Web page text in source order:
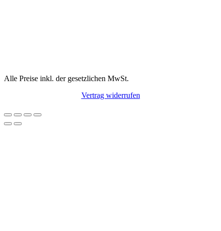
Alle Preise inkl. der gesetzlichen MwSt.
Vertrag widerrufen